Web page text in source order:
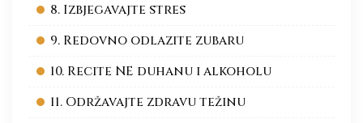
8. Izbjegavajte stres
9. Redovno odlazite zubaru
10. Recite NE duhanu i alkoholu
11. Održavajte zdravu težinu